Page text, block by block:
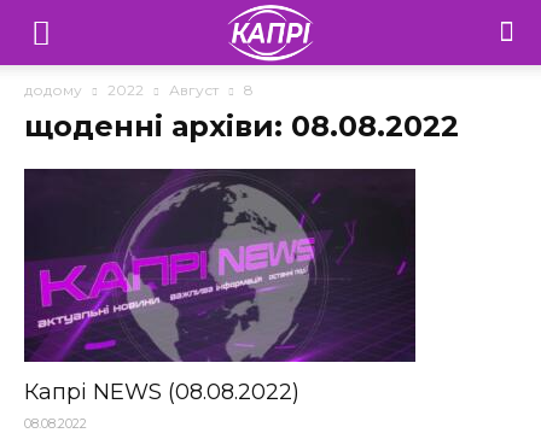
Телебачення
«Капрі»
Донеччини
додому 2022 Август 8
щоденні архіви: 08.08.2022
Капрі NEWS (08.08.2022)
08.08.2022